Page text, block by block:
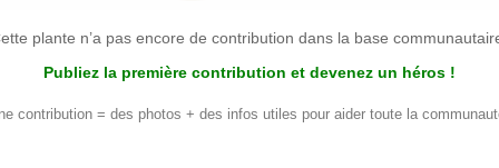
plante n’a pas encore de contribution dans la base
Publiez la première contribution et devenez un héros !
contribution = des photos + des infos utiles pour aider toute la